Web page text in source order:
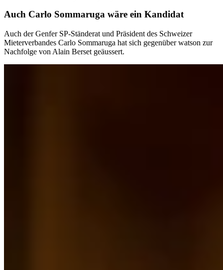
Auch Carlo Sommaruga wäre ein Kandidat
Auch der Genfer SP-Ständerat und Präsident des Schweizer
Mieterverbandes Carlo Sommaruga hat sich gegenüber watson zur
Nachfolge von Alain Berset geäussert.